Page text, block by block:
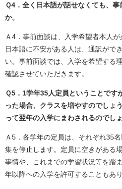
Ｑ4．全く日本語が話せなくても、
か。
Ａ4．事前面談は、入学希望者本人が
日本語に不安がある人は、通訳がで
い。事前面談では、入学を希望する
確認させていただきます。
Ｑ5．1学年35人定員ということで
った場合、クラスを増やすのでしょ
って翌年の入学にまわされるのでしょ
Ａ5．各学年の定員は、それぞれ35
集を停止します。定員に空きがある
事情や、これまでの学習状況等を踏
年以降への入学を許可することもあり